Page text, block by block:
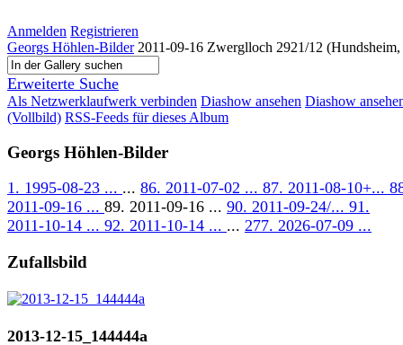
Anmelden Registrieren
Georgs Höhlen-Bilder 2011-09-16 Zwerglloch 2921/12
Erweiterte Suche
Als Netzwerklaufwerk verbinden Diashow ansehen Diashow
(Vollbild) RSS-Feeds für dieses Album
Georgs Höhlen-Bilder
1. 1995-08-23 ... ... 86. 2011-07-02 ... 87. 2011-08-10+...
2011-09-16 ... 89. 2011-09-16 ... 90. 2011-09-24/... 91.
2011-10-14 ... 92. 2011-10-14 ... ... 277. 2026-07-09 ...
Zufallsbild
2013-12-15_144444a